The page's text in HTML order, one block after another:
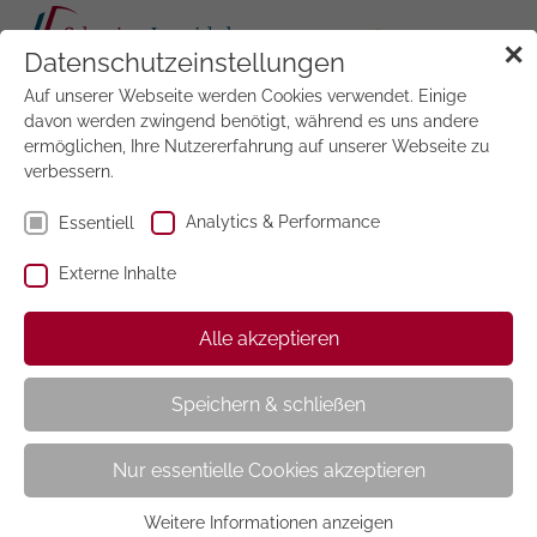
Jetzt
testen
Dinosaurier Magazin
✕
Datenschutzeinstellungen
Auf unserer Webseite werden Cookies verwendet. Einige
davon werden zwingend benötigt, während es uns andere
ermöglichen, Ihre Nutzererfahrung auf unserer Webseite zu
verbessern.
Essentiell Analytics & Performance
Externe Inhalte
Alle akzeptieren
Speichern & schließen
Nur essentielle Cookies akzeptieren
Weitere Informationen anzeigen